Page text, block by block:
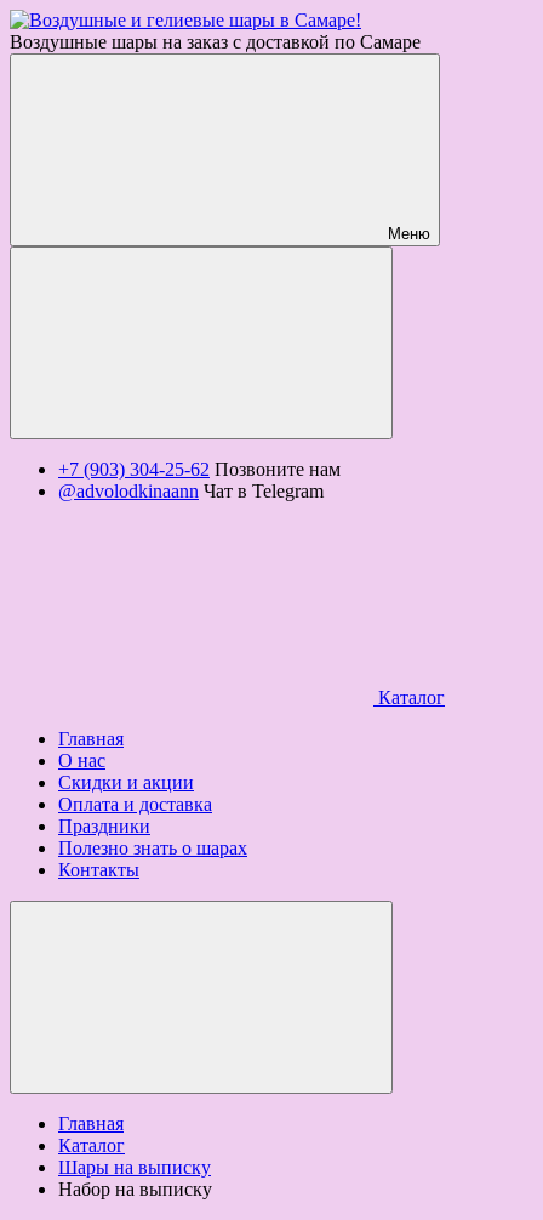
Воздушные шары на заказ с доставкой по Самаре
Меню
+7 (903) 304-25-62 Позвоните нам
@advolodkinaann Чат в Telegram
Каталог
Главная
О нас
Скидки и акции
Оплата и доставка
Праздники
Полезно знать о шарах
Контакты
Главная
Каталог
Шары на выписку
Набор на выписку